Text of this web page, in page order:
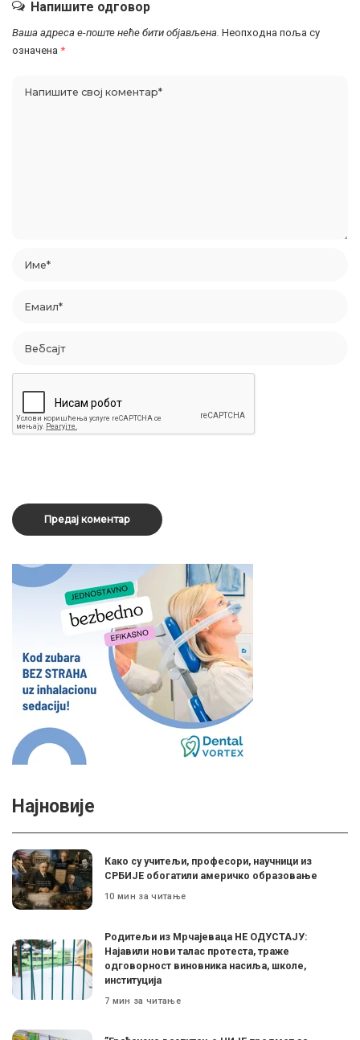
Напишите одговор
Ваша адреса е-поште неће бити објављена. Неопходна поља су
означена *
Најновије
Како су учитељи, професори, научници из
СРБИЈЕ обогатили америчко образовање
10 мин за читање
Родитељи из Мрчајеваца НЕ ОДУСТАЈУ:
Најавили нови талас протеста, траже
одговорност виновника насиља, школе,
институција
7 мин за читање